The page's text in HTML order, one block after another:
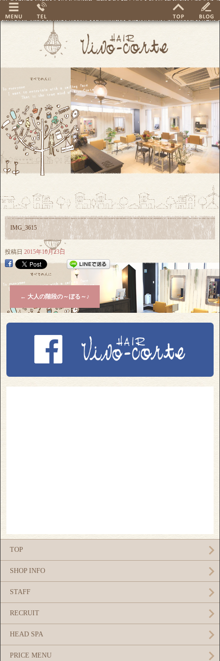
IMG_3615
投稿日 2015年10月23日
← 大人の階段の～ぼる～♪
TOP
SHOP INFO
STAFF
RECRUIT
HEAD SPA
PRICE MENU